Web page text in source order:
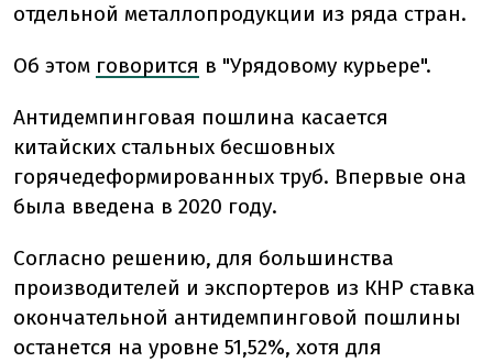
отдельной металлопродукции из ряда стран.
Об этом говорится в "Урядовому курьере".
Антидемпинговая пошлина касается
китайских стальных бесшовных
горячедеформированных труб. Впервые она
была введена в 2020 году.
Согласно решению, для большинства
производителей и экспортеров из КНР ставка
окончательной антидемпинговой пошлины
останется на уровне 51,52%, хотя для